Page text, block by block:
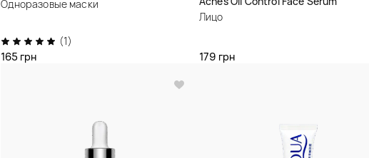
Одноразовые маски
(1)
165 грн
Лицо
179 грн